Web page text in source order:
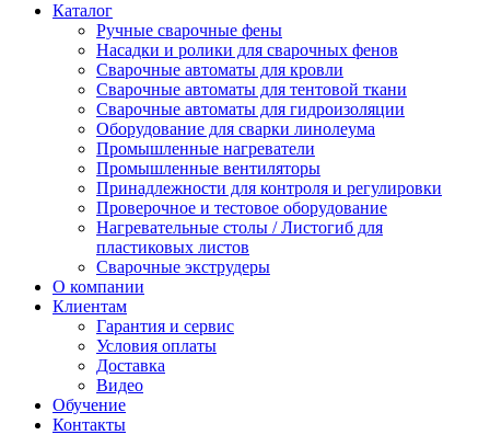
Каталог
Ручные сварочные фены
Насадки и ролики для сварочных фенов
Сварочные автоматы для кровли
Сварочные автоматы для тентовой ткани
Сварочные автоматы для гидроизоляции
Оборудование для сварки линолеума
Промышленные нагреватели
Промышленные вентиляторы
Принадлежности для контроля и регулировки
Проверочное и тестовое оборудование
Нагревательные столы / Листогиб для
пластиковых листов
Сварочные экструдеры
О компании
Клиентам
Гарантия и сервис
Условия оплаты
Доставка
Видео
Обучение
Контакты